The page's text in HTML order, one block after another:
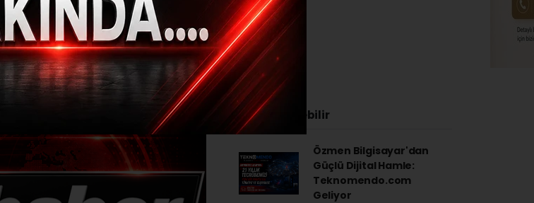
yüzde 57,72 arttı
Ajansı | 30.09.2024 - 10:35, Güncelleme: 30.09.2024 - 10:07
İlginizi Çekebilir
Özmen Bilgisayar'dan
Güçlü Dijital Hamle:
Teknomendo.com
Geliyor